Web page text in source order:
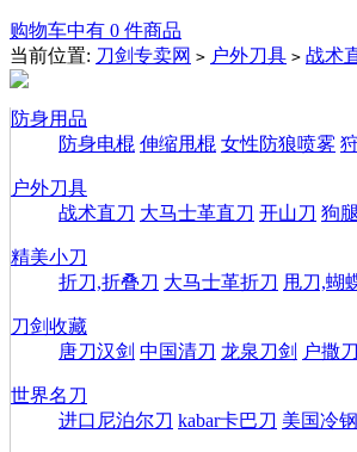
购物车中有 0 件商品
当前位置: 刀剑专卖网 > 户外刀具 > 战术
防身用品
防身电棍 伸缩甩棍 女性防狼喷雾
户外刀具
战术直刀 大马士革直刀 开山刀 狗
精美小刀
折刀,折叠刀 大马士革折刀 甩刀,蝴
刀剑收藏
唐刀汉剑 中国清刀 龙泉刀剑 户撒刀
世界名刀
进口尼泊尔刀 kabar卡巴刀 美国冷钢